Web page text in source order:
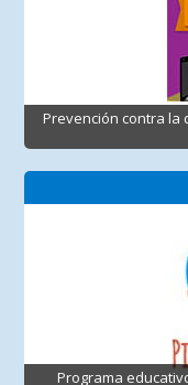
Prevención contra la
Programa